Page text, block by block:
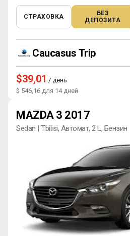
СТРАХОВКА
БЕЗ
ДЕПОЗИТА
Caucasus Trip
$39,01 / день
$ 546,16 для 14 дней
MAZDA 3 2017
Sedan | Tbilisi, Автомат, 2 L, Бензин